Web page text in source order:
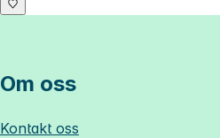
Om oss
Kontakt oss